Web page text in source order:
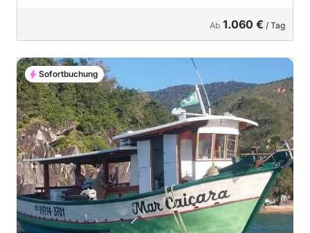
Ab 1.060 € / Tag
Sofortbuchung